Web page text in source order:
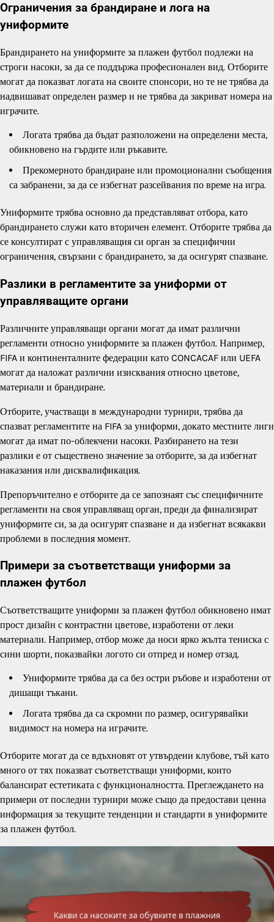
Ограничения за брандиране и лога на
униформите
Брандирането на униформите за плажен футбол подлежи на
строги насоки, за да се поддържа професионален вид. Отборите
могат да показват логата на своите спонсори, но те не трябва да
надвишават определен размер и не трябва да закриват номера на
играчите.
Логата трябва да бъдат разположени на определени места,
обикновено на гърдите или ръкавите.
Прекомерното брандиране или промоционални съобщения
са забранени, за да се избегнат разсейвания по време на игра.
Униформите трябва основно да представляват отбора, като
брандирането служи като вторичен елемент. Отборите трябва да
се консултират с управляващия си орган за специфични
ограничения, свързани с брандирането, за да осигурят спазване.
Разлики в регламентите за униформи от
управляващите органи
Различните управляващи органи могат да имат различни
регламенти относно униформите за плажен футбол. Например,
FIFA и континенталните федерации като CONCACAF или UEFA
могат да наложат различни изисквания относно цветове,
материали и брандиране.
Отборите, участващи в международни турнири, трябва да
спазват регламентите на FIFA за униформи, докато местните лиги
могат да имат по-облекчени насоки. Разбирането на тези
разлики е от съществено значение за отборите, за да избегнат
наказания или дисквалификация.
Препоръчително е отборите да се запознаят със специфичните
регламенти на своя управляващ орган, преди да финализират
униформите си, за да осигурят спазване и да избегнат всякакви
проблеми в последния момент.
Примери за съответстващи униформи за
плажен футбол
Съответстващите униформи за плажен футбол обикновено имат
прост дизайн с контрастни цветове, изработени от леки
материали. Например, отбор може да носи ярко жълта тениска с
сини шорти, показвайки логото си отпред и номер отзад.
Униформите трябва да са без остри ръбове и изработени от
дишащи тъкани.
Логата трябва да са скромни по размер, осигурявайки
видимост на номера на играчите.
Отборите могат да се вдъхновят от утвърдени клубове, тъй като
много от тях показват съответстващи униформи, които
балансират естетиката с функционалността. Преглеждането на
примери от последни турнири може също да предостави ценна
информация за текущите тенденции и стандарти в униформите
за плажен футбол.